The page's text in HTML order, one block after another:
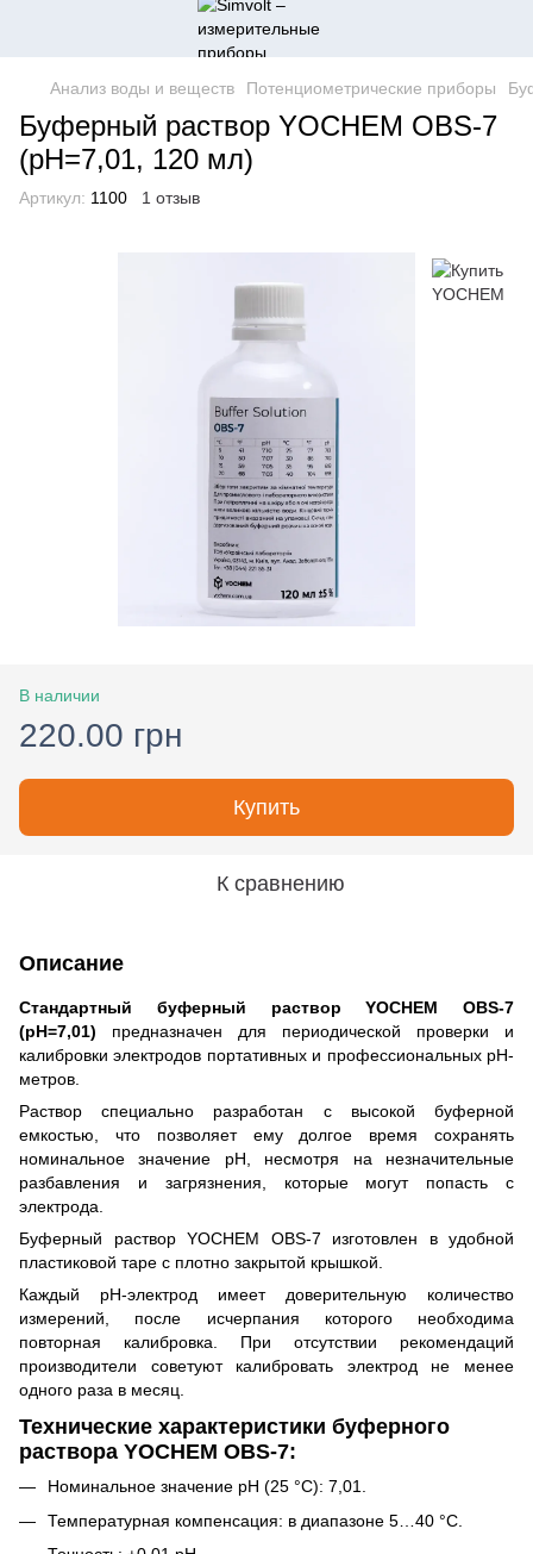
Анализ воды и веществ Потенциометрические приборы
Буферный раствор YOCHEM OBS-7
(pH=7,01, 120 мл)
Артикул: 1100 1 отзыв
В наличии
220.00 грн
Купить
К сравнению
Описание
Стандартный буферный раствор YOCHEM OBS-7
(pH=7,01) предназначен для периодической проверки и
калибровки электродов портативных и профессиональных pH-
метров.
Раствор специально разработан с высокой буферной
емкостью , что позволяет ему долгое время сохранять
номинальное значение pH, несмотря на незначительные
разбавления и загрязнения, которые могут попасть с
электрода.
Буферный раствор YOCHEM OBS-7 изготовлен в удобной
пластиковой таре с плотно закрытой крышкой.
Каждый pH-электрод имеет доверительную количество
измерений, после исчерпания которого необходима
повторная калибровка. При отсутствии рекомендаций
производители советуют калибровать электрод не менее
одного раза в месяц.
Технические характеристики буферного
раствора YOCHEM OBS-7:
Номинальное значение pH (25 °C): 7,01.
Температурная компенсация: в диапазоне 5…40 °C.